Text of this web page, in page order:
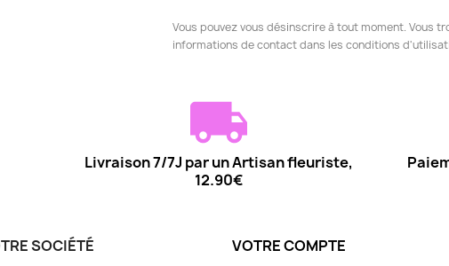
Vous pouvez vous désinscrire à tout moment. Vous
informations de contact dans les conditions
Livraison 7/7J par un Artisan fleuriste,
12.90€
SOCIÉTÉ VOTRE COMPTE